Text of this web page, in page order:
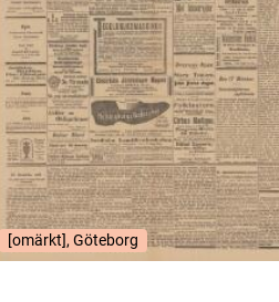
[omärkt], Göteborg